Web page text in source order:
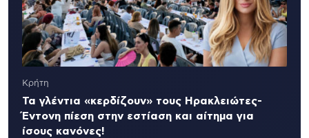
Κρήτη
Τα γλέντια «κερδίζουν» τους Ηρακλειώτες-
Έντονη πίεση στην εστίαση και αίτημα για
ίσους κανόνες!